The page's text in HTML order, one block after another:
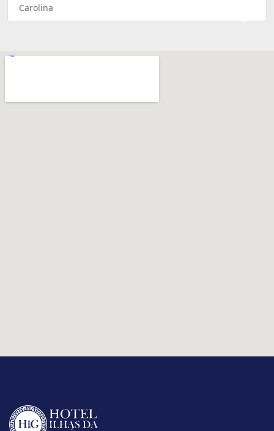
×
Carolina